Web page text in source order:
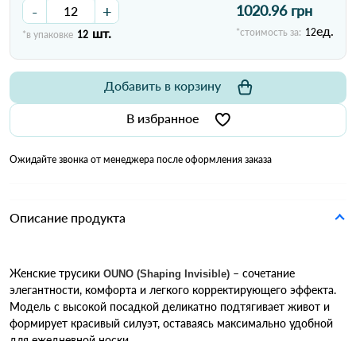
- +
*в упаковке 12 шт.
1020.96 грн
*стоимость за: 12ед.
В избранное
Добавить в корзину
Ожидайте звонка от менеджера после оформления заказа
Описание продукта
Женские трусики OUNO (Shaping Invisible) – сочетание
элегантности, комфорта и легкого корректирующего эффекта.
Модель с высокой посадкой деликатно подтягивает живот и
формирует красивый силуэт, оставаясь максимально удобной